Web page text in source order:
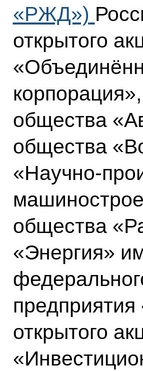
«РЖД»)
открытого
общества
общества
«Научно-
общества
«Энергия»
открытого